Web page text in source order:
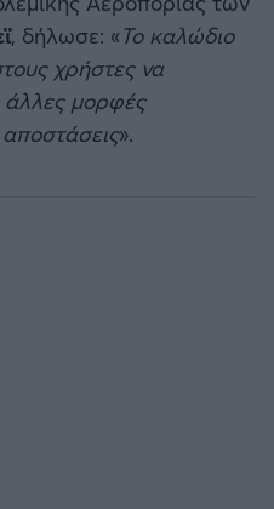
, δήλωσε: « Το καλώδιο
χρήστες να
άλλες μορφές
».